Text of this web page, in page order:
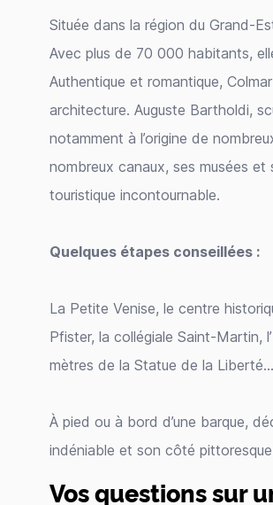
Située dans la région du Grand-
Avec plus de 70 000 habitants,
Authentique et romantique,
architecture. Auguste Bartholdi,
notamment à l’origine de
nombreux canaux, ses musées
touristique incontournable.
Quelques étapes conseillées :
La Petite Venise, le centre
Pfister, la collégiale Saint-Martin,
mètres de la Statue de la Liberté…
À pied ou à bord d’une barque,
indéniable et son côté
Vos questions sur